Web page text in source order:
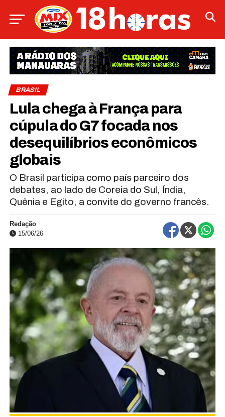
BRASIL
Lula chega à França para
cúpula do G7 focada nos
desequilíbrios econômicos
globais
O Brasil participa como país parceiro dos
debates, ao lado de Coreia do Sul, Índia,
Quênia e Egito, a convite do governo francês.
Redação
15/06/26